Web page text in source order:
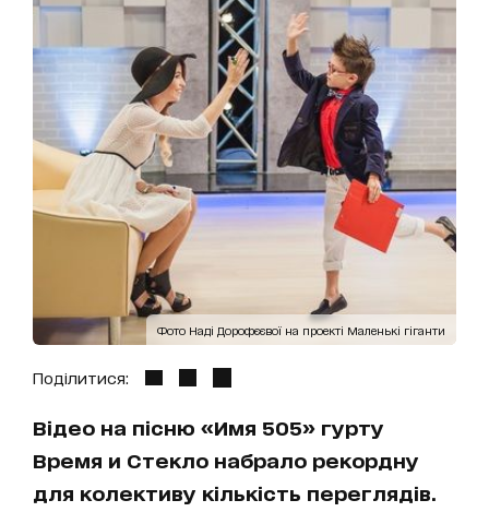
Фото Наді Дорофєєвої на проекті Маленькі гіганти
Поділитися:
Відео на пісню «Имя 505» гурту
Время и Стекло набрало рекордну
для колективу кількість переглядів.